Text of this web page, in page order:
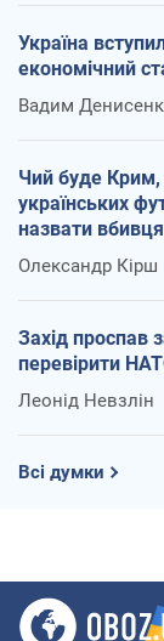
Україна
економічний
Вадим
Чий буде Крим,
українських
назвати
Олександр Кірш
Захід проспав
перевірити
Леонід Невзлін
Всі думки